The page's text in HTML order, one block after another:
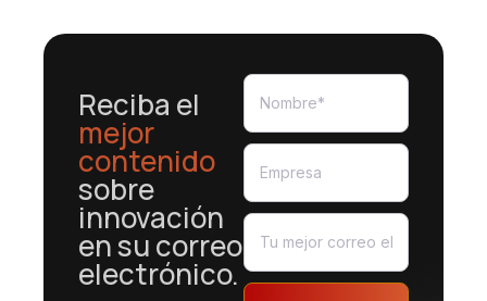
Reciba el
mejor
contenido
sobre
innovación
en su correo
electrónico.